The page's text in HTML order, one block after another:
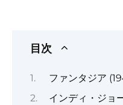
目次
ファンタジア
インディ・ジョ